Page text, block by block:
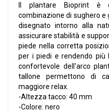
Il plantare Bioprint è
combinazione di sughero
disegnato intorno alla
assicurare stabilità e
piede nella corretta
per i piedi e rendendo più
confortevole dell'arco
tallone permettono di
maggiore relax.
-Altezza tacco: 40 mm
-Colore: nero